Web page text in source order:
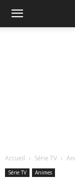
Accueil Série TV
Série TV Animes